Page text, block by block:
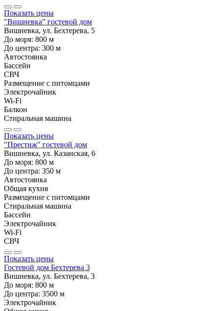
Показать цены
"Вишневка" гостевой дом
Вишневка, ул. Бехтерева, 5
До моря: 800 м
До центра: 300 м
Автостоянка
Бассейн
СВЧ
Размещение с питомцами
Электрочайник
Wi-Fi
Балкон
Стиральная машина
Показать цены
"Престиж" гостевой дом
Вишневка, ул. Казанская, 6
До моря: 800 м
До центра: 350 м
Автостоянка
Общая кухня
Размещение с питомцами
Стиральная машина
Бассейн
Электрочайник
Wi-Fi
СВЧ
Показать цены
Гостевой дом Бехтерева 3
Вишневка, ул. Бехтерева, 3
До моря: 800 м
До центра: 3500 м
Электрочайник